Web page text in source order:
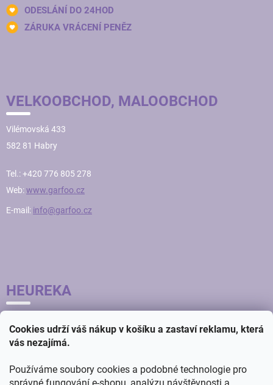
Cookies udrží váš nákup v košíku a zastaví reklamu, která
vás nezajímá.
Používáme soubory cookies a podobné technologie pro
ODESLÁNÍ DO 24HOD
ZÁRUKA VRÁCENÍ PENĚZ
VELKOOBCHOD, MALOOBCHOD
Vilémovská 433
582 81 Habry
Tel.: +420 776 805 278
Web:www.garfoo.cz
E-mail: info@garfoo.cz
HEUREKA